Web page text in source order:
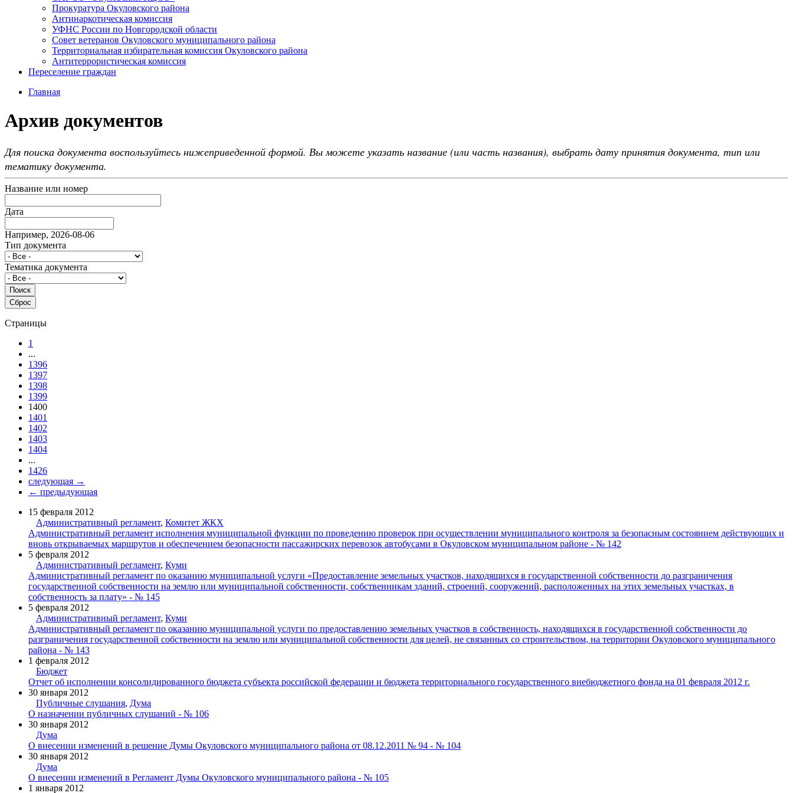
Прокуратура Окуловского района
Антинаркотическая комиссия
УФНС России по Новгородской области
Совет ветеранов Окуловского муниципального района
Территориальная избирательная комиссия Окуловского района
Антитеррористическая комиссия
Переселение граждан
Главная
Архив документов
Для поиска документа воспользуйтесь нижеприведенной формой. Вы можете указать название (или часть названия), выбрать дату принятия документа, тип или
тематику документа.
Название или номер
Дата
Например, 2026-08-06
Тип документа
Тематика документа
Страницы
1
...
1396
1397
1398
1399
1400
1401
1402
1403
1404
...
1426
следующая →
← предыдующая
15 февраля 2012
Административный регламент, Комитет ЖКХ
Административный регламент исполнения муниципальной функции по проведению проверок при осуществлении муниципального контроля за безопасным состоянием действующих и
вновь открываемых маршрутов и обеспечением безопасности пассажирских перевозок автобусами в Окуловском муниципальном районе - № 142
5 февраля 2012
Административный регламент, Куми
Административный регламент по оказанию муниципальной услуги «Предоставление земельных участков, находящихся в государственной собственности до разграничения
государственной собственности на землю или муниципальной собственности, собственникам зданий, строений, сооружений, расположенных на этих земельных участках, в
собственность за плату» - № 145
5 февраля 2012
Административный регламент, Куми
Административный регламент по оказанию муниципальной услуги по предоставлению земельных участков в собственность, находящихся в государственной собственности до
разграничения государственной собственности на землю или муниципальной собственности для целей, не связанных со строительством, на территории Окуловского муниципального
района - № 143
1 февраля 2012
Бюджет
Отчет об исполнении консолидированного бюджета субъекта российской федерации и бюджета территориального государственного внебюджетного фонда на 01 февраля 2012 г.
30 января 2012
Публичные слушания, Дума
О назначении публичных слушаний - № 106
30 января 2012
Дума
О внесении изменений в решение Думы Окуловского муниципального района от 08.12.2011 № 94 - № 104
30 января 2012
Дума
О внесении изменений в Регламент Думы Окуловского муниципального района - № 105
1 января 2012